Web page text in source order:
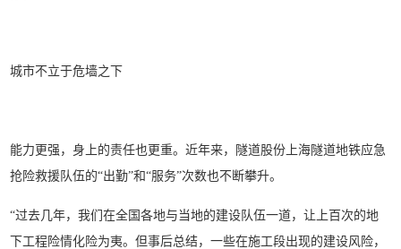
城市不立于危墙之下
能力更强，身上的责任也更重。近年来，隧道股份上海隧道地铁应急
抢险救援队伍的“出勤”和“服务”次数也不断攀升。
“过去几年，我们在全国各地与当地的建设队伍一道，让上百次的地
下工程险情化险为夷。但事后总结，一些在施工段出现的建设风险，